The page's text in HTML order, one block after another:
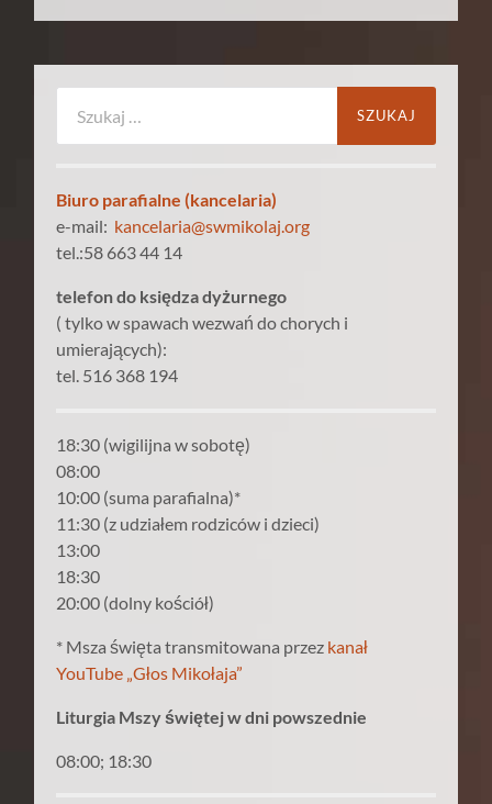
Biuro parafialne (kancelaria)
e-mail: kancelaria@swmikolaj.org
tel.:58 663 44 14
telefon do księdza dyżurnego
( tylko w spawach wezwań do chorych i
umierających):
tel. 516 368 194
18:30 (wigilijna w sobotę)
08:00
10:00 (suma parafialna)*
11:30 (z udziałem rodziców i dzieci)
13:00
18:30
20:00 (dolny kościół)
* Msza święta transmitowana przez kanał
YouTube „Głos Mikołaja”
Liturgia Mszy świętej w dni powszednie
08:00; 18:30